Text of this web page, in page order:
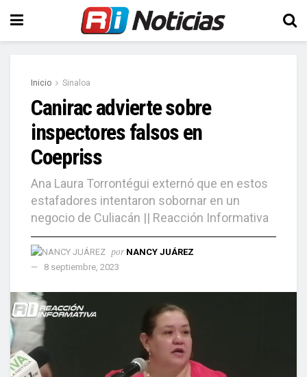
Inicio Sinaloa
Canirac advierte sobre
inspectores falsos en
Coepriss
Ana Laura Torrontégui externó que en estos
estafadores intentaron sobornar en un
negocio de Culiacán || Reacción Informativa
por NANCY JUÁREZ
8 septiembre, 2023